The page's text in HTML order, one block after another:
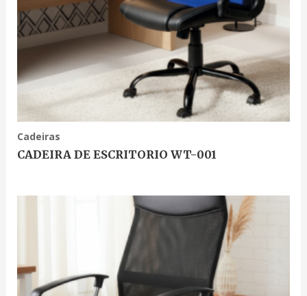
Cadeiras
CADEIRA DE ESCRITORIO WT-001